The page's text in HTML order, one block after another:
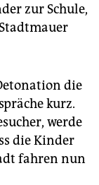
zur Schule,
die
kurz.
werde
die Kinder
fahren nun